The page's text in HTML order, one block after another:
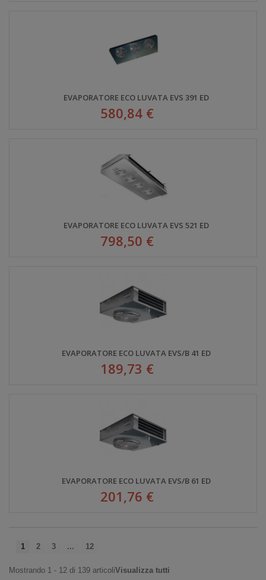
EVAPORATORE ECO LUVATA EVS 391 ED
580,84 €
EVAPORATORE ECO LUVATA EVS 521 ED
798,50 €
EVAPORATORE ECO LUVATA EVS/B 41 ED
189,73 €
EVAPORATORE ECO LUVATA EVS/B 61 ED
201,76 €
1 2 3 ... 12
Mostrando 1 - 12 di 139 articoliVisualizza tutti